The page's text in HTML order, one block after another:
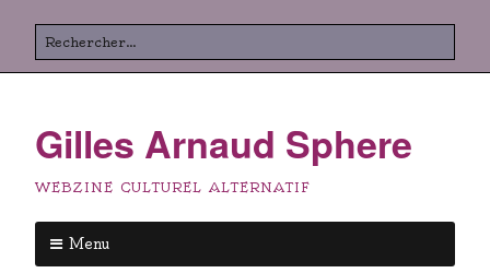
au
contenu
Rechercher
Gilles Arnaud Sphere
WEBZINE CULTUREL ALTERNATIF
Menu